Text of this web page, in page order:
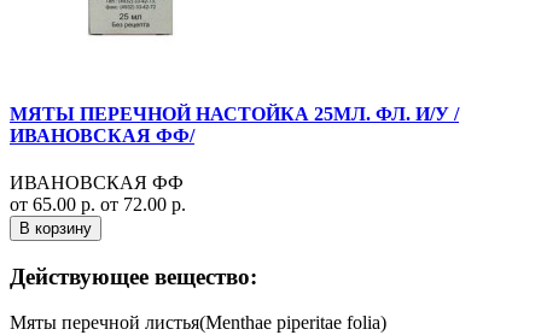
МЯТЫ ПЕРЕЧНОЙ НАСТОЙКА 25МЛ. ФЛ. И/У /
ИВАНОВСКАЯ ФФ/
ИВАНОВСКАЯ ФФ
от 65.00 р. от 72.00 р.
В корзину
Действующее вещество:
Мяты перечной листья(Menthae piperitae folia)